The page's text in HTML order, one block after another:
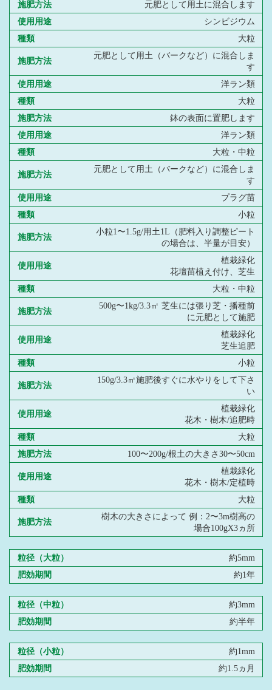
施肥方法
元肥として用土に混合します
使用用途
シンビジウム
種類
大粒
施肥方法
元肥として用土（バークなど）に混合しま
す
使用用途
洋ラン類
種類
大粒
施肥方法
鉢の表面に置肥します
使用用途
洋ラン類
種類
大粒・中粒
施肥方法
元肥として用土（バークなど）に混合しま
す
使用用途
プラグ苗
種類
小粒
施肥方法
小粒1〜1.5g/用土1L（肥料入り調整ピート
の場合は、半量が目安）
使用用途
植栽緑化
花壇苗植え付け、芝生
種類
大粒・中粒
施肥方法
500g〜1kg/3.3㎡ 芝生には張り芝・播種前
に元肥として施肥
使用用途
植栽緑化
芝生追肥
種類
小粒
施肥方法
150g/3.3㎡施肥後すぐに水やりをして下さ
い
使用用途
植栽緑化
花木・樹木/追肥時
種類
大粒
施肥方法
100〜200g/根土の大きさ30〜50cm
使用用途
植栽緑化
花木・樹木/定植時
種類
大粒
施肥方法
樹木の大きさによって 例：2〜3m樹高の
場合100gX3ヵ所
粒径（大粒）
約5mm
肥効期間
約1年
粒径（中粒）
約3mm
肥効期間
約半年
粒径（小粒）
約1mm
肥効期間
約1.5ヵ月